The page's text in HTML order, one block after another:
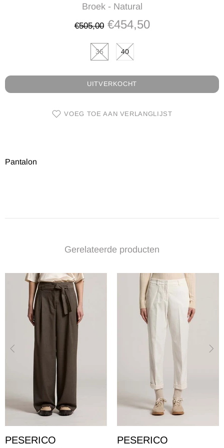
Broek - Natural
€505,00 €454,50
36 40
UITVERKOCHT
VOEG TOE AAN VERLANGLIJST
Pantalon
Gerelateerde producten
PESERICO
PESERICO